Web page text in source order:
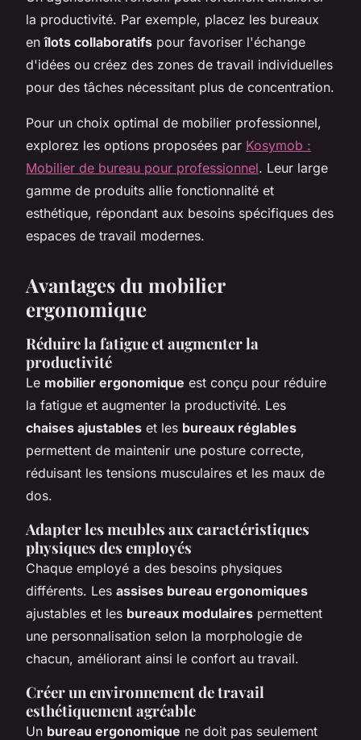
la productivité. Par exemple, placez les bureaux
enîlots collaboratifs pour favoriser l'échange
d'idées ou créez des zones de travail individuelles
pour des tâches nécessitant plus de concentration.
Pour un choix optimal de mobilier professionnel,
explorez les options proposées par Kosymob :
Mobilier de bureau pour professionnel. Leur large
gamme de produits allie fonctionnalité et
esthétique, répondant aux besoins spécifiques des
espaces de travail modernes.
Avantages du mobilier
ergonomique
Réduire la fatigue et augmenter la
productivité
Le mobilier ergonomique est conçu pour réduire
la fatigue et augmenter la productivité. Les
chaises ajustables et les bureaux réglables
permettent de maintenir une posture correcte,
réduisant les tensions musculaires et les maux de
dos.
Adapter les meubles aux caractéristiques
physiques des employés
Chaque employé a des besoins physiques
différents. Les assises bureau ergonomiques
ajustables et les bureaux modulaires permettent
une personnalisation selon la morphologie de
chacun, améliorant ainsi le confort au travail.
Créer un environnement de travail
esthétiquement agréable
Un bureau ergonomique ne doit pas seulement